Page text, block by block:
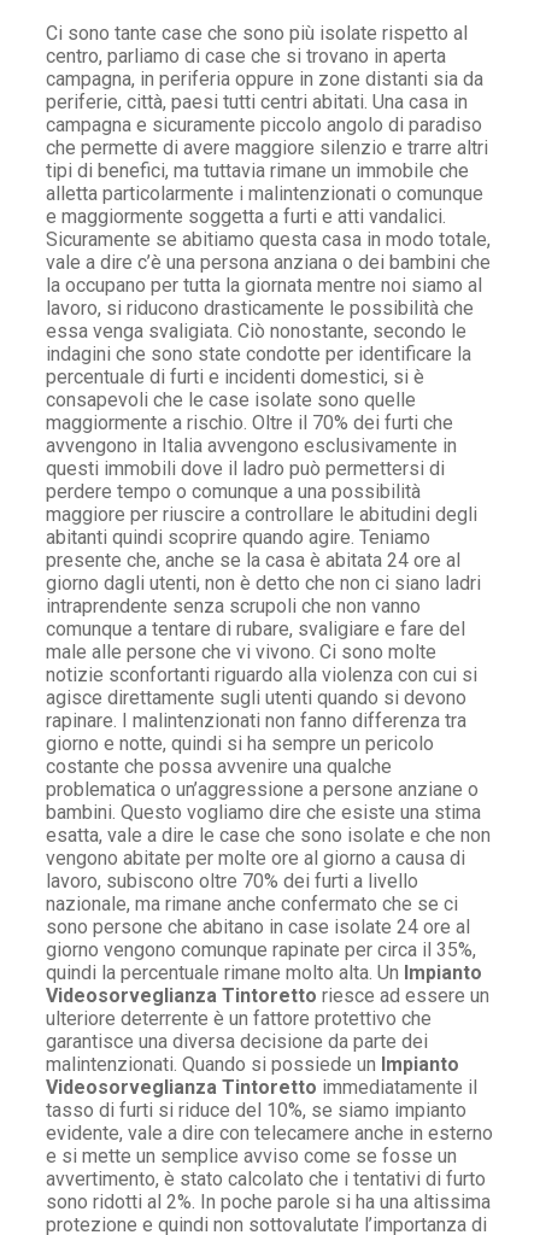
Ci sono tante case che sono più isolate rispetto al
centro, parliamo di case che si trovano in aperta
campagna, in periferia oppure in zone distanti sia da
periferie, città, paesi tutti centri abitati. Una casa in
campagna e sicuramente piccolo angolo di paradiso
che permette di avere maggiore silenzio e trarre altri
tipi di benefici, ma tuttavia rimane un immobile che
alletta particolarmente i malintenzionati o comunque
e maggiormente soggetta a furti e atti vandalici.
Sicuramente se abitiamo questa casa in modo totale,
vale a dire c’è una persona anziana o dei bambini che
la occupano per tutta la giornata mentre noi siamo al
lavoro, si riducono drasticamente le possibilità che
essa venga svaligiata. Ciò nonostante, secondo le
indagini che sono state condotte per identificare la
percentuale di furti e incidenti domestici, si è
consapevoli che le case isolate sono quelle
maggiormente a rischio. Oltre il 70% dei furti che
avvengono in Italia avvengono esclusivamente in
questi immobili dove il ladro può permettersi di
perdere tempo o comunque a una possibilità
maggiore per riuscire a controllare le abitudini degli
abitanti quindi scoprire quando agire. Teniamo
presente che, anche se la casa è abitata 24 ore al
giorno dagli utenti, non è detto che non ci siano ladri
intraprendente senza scrupoli che non vanno
comunque a tentare di rubare, svaligiare e fare del
male alle persone che vi vivono. Ci sono molte
notizie sconfortanti riguardo alla violenza con cui si
agisce direttamente sugli utenti quando si devono
rapinare. I malintenzionati non fanno differenza tra
giorno e notte, quindi si ha sempre un pericolo
costante che possa avvenire una qualche
problematica o un’aggressione a persone anziane o
bambini. Questo vogliamo dire che esiste una stima
esatta, vale a dire le case che sono isolate e che non
vengono abitate per molte ore al giorno a causa di
lavoro, subiscono oltre 70% dei furti a livello
nazionale, ma rimane anche confermato che se ci
sono persone che abitano in case isolate 24 ore al
giorno vengono comunque rapinate per circa il 35%,
quindi la percentuale rimane molto alta. Un Impianto
Videosorveglianza Tintoretto riesce ad essere un
ulteriore deterrente è un fattore protettivo che
garantisce una diversa decisione da parte dei
malintenzionati. Quando si possiede un Impianto
Videosorveglianza Tintoretto immediatamente il
tasso di furti si riduce del 10%, se siamo impianto
evidente, vale a dire con telecamere anche in esterno
e si mette un semplice avviso come se fosse un
avvertimento, è stato calcolato che i tentativi di furto
sono ridotti al 2%. In poche parole si ha una altissima
protezione e quindi non sottovalutate l’importanza di